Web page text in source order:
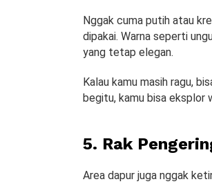
Nggak cuma putih atau
dipakai. Warna seperti
yang tetap elegan.
Kalau kamu masih ragu,
begitu, kamu bisa eksplor
5. Rak
Area dapur juga nggak